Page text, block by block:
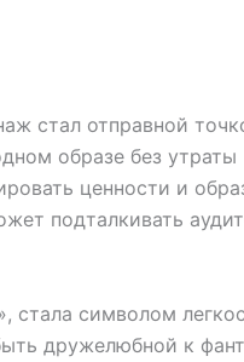
стал отправной
образе без утраты
ценности и
подталкивать
стала символом
дружелюбной к